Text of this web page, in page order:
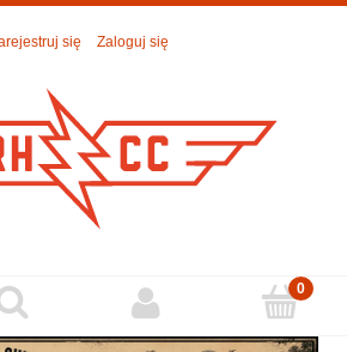
się Zaloguj się